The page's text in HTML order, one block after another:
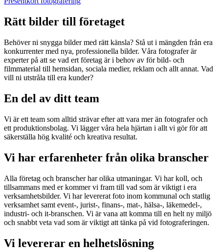
Rätt bilder till företaget
Behöver ni snygga bilder med rätt känsla? Stå ut i mängden från era
konkurrenter med nya, professionella bilder. Våra fotografer är
experter på att se vad ert företag är i behov av för bild- och
filmmaterial till hemsidan, sociala medier, reklam och allt annat. Vad
vill ni utstråla till era kunder?
En del av ditt team
Vi är ett team som alltid strävar efter att vara mer än fotografer och
ett produktionsbolag. Vi lägger våra hela hjärtan i allt vi gör för att
säkerställa hög kvalité och kreativa resultat.
Vi har erfarenheter från olika branscher
Alla företag och branscher har olika utmaningar. Vi har koll, och
tillsammans med er kommer vi fram till vad som är viktigt i era
verksamhetsbilder. Vi har levererat foto inom kommunal och statlig
verksamhet samt event-, jurist-, finans-, mat-, hälsa-, läkemedel-,
industri- och it-branschen. Vi är vana att komma till en helt ny miljö
och snabbt veta vad som är viktigt att tänka på vid fotograferingen.
Vi levererar en helhetslösning